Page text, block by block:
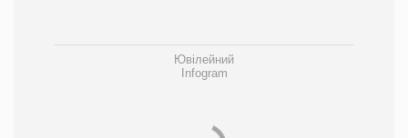
Ювілейний
Infogram